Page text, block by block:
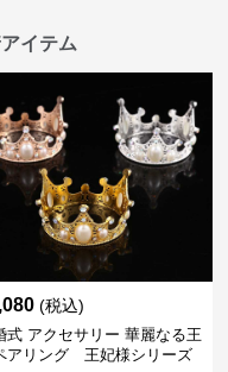
イテム
(税込)
式 アクセサリー 華麗なる王
アリング 王妃様シリーズ